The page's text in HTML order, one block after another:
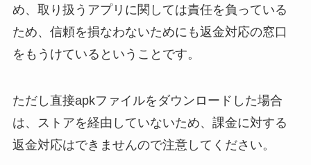
め、取り扱うアプリに関しては責任を負っている
ため、信頼を損なわないためにも返金対応の窓口
をもうけているということです。
ただし直接apkファイルをダウンロードした場合
は、ストアを経由していないため、課金に対する
返金対応はできませんので注意してください。